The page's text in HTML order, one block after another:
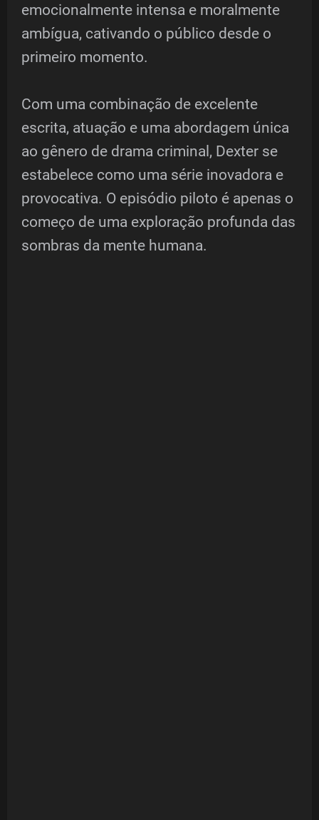
emocionalmente intensa e moralmente
ambígua, cativando o público desde o
primeiro momento.
Com uma combinação de excelente
escrita, atuação e uma abordagem única
ao gênero de drama criminal, Dexter se
estabelece como uma série inovadora e
provocativa. O episódio piloto é apenas o
começo de uma exploração profunda das
sombras da mente humana.